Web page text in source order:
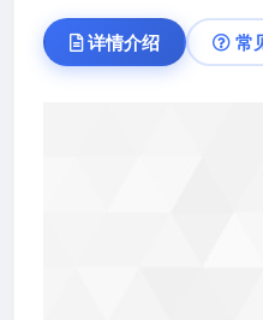
详情介绍 常